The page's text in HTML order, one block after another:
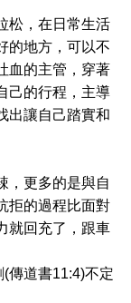
松，在日常生活
的地方，可以不
血的主管，穿著
己的行程，主導
出讓自己踏實和
，更多的是與自
拒的過程比面對
就回充了，跟車
傳道書11:4)不定